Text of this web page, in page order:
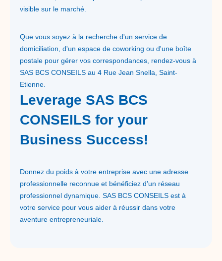
visible sur le marché.
Que vous soyez à la recherche d'un service de
domiciliation, d'un espace de coworking ou d'une boîte
postale pour gérer vos correspondances, rendez-vous à
SAS BCS CONSEILS au 4 Rue Jean Snella, Saint-
Etienne.
Leverage SAS BCS
CONSEILS for your
Business Success!
Donnez du poids à votre entreprise avec une adresse
professionnelle reconnue et bénéficiez d'un réseau
professionnel dynamique. SAS BCS CONSEILS est à
votre service pour vous aider à réussir dans votre
aventure entrepreneuriale.